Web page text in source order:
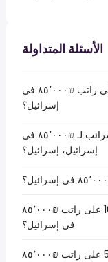
الأسئلة المتداولة
ما مقدار الضريبة التي ستدفعها على راتب ₪‏٨٥٬٠٠٠ في
إسرائيل؟
ما هو صافي الراتب الصافي بعد خصم الضرائب لـ ₪‏٨٥٬٠٠٠ في
إسرائيل، إسرائيل؟
كم ستكسب أكثر من ذلك بمكافأة ₪1000 على راتب ₪‏٨٥٬٠٠٠
في إسرائيل؟
كم ستكسب أكثر من ذلك بمكافأة ₪5000 على راتب ₪‏٨٥٬٠٠٠